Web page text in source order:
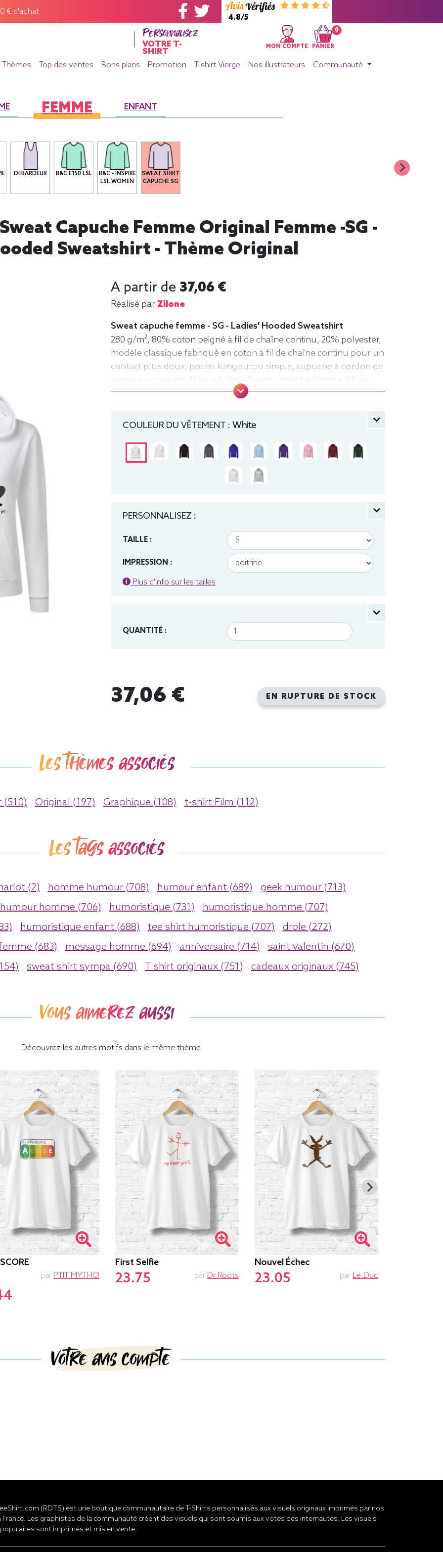
€ d'achat
4.8/5
Personnalisez
VOTRE T-
SHIRT
MON COMPTE
0
PANIER
Thèmes Top des ventes Bons plans Promotion T-shirt Vierge Nos illustrateurs Communauté
FEMME ENFANT
DEBARDEUR B&C E150 LSL
B&C - INSPIRE
LSL WOMEN
SWEAT SHIRT
CAPUCHE SG
Capuche Femme Original Femme -SG -
Sweatshirt - Thème Original
A partir de 37,06 €
Réalisé parZilone
Sweat capuche femme - SG - Ladies' Hooded Sweatshirt
280 g/m², 80% coton peigné à fil de chaîne continu, 20% polyester,
modèle classique fabriqué en coton à fil de chaîne continu pour un
contact plus doux, poche kangourou simple, capuche à cordon de
serrage sur les modèles adultes. Sweat, manche longue, Hiver,
Femme, Capuche
COULEUR DU VÊTEMENT : White
PERSONNALISEZ :
TAILLE :
IMPRESSION :
Plus d'info sur les tailles
QUANTITÉ :
37,06 € EN RUPTURE DE STOCK
Les thèmes associés
(510) Original (197) Graphique (108) t-shirt Film (112)
Les tags associés
(2) homme humour (708) humour enfant (689)
geek humour (713)
humour homme (706) humoristique (731)
humoristique homme (707)
humoristique enfant (688) tee shirt humoristique (707)
drole (272)
(683) message homme (694) anniversaire (714)
saint valentin (670)
sweat shirt sympa (690) T shirt originaux (751) cadeaux originaux (745)
Vous aimerez aussi
Découvrez les autres motifs dans le même thème
par PTIT MYTHO
First Selfie
23.75 par Dr Roots
Nouvel Échec
23.05 par Le.duc
Votre avis compte
(RDTS) est une boutique communautaire de T-Shirts personnalisés aux visuels originaux imprimés par nos
France. Les graphistes de la communauté créent des visuels qui sont soumis aux votes des internautes. Les visuels
sont imprimés et mis en vente.